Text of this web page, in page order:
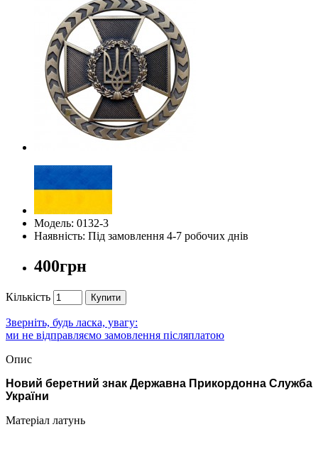
Модель: 0132-3
Наявність: Під замовлення 4-7 робочих днів
400грн
Кількість Купити
Зверніть, будь ласка, увагу:
ми не відправляємо замовлення післяплатою
Опис
Новий беретний знак Державна Прикордонна Служба
України
Матеріал латунь